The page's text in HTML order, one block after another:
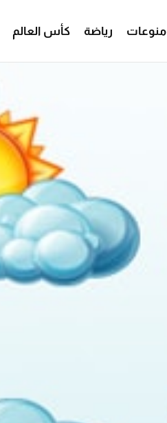
منوعات رياضة كأس العالم